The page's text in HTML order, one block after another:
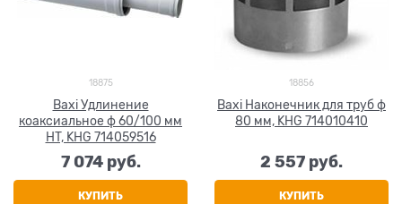
18875
Baxi Удлинение
коаксиальное ф 60/100 мм
HT, KHG 714059516
7 074 руб.
КУПИТЬ
18856
Baxi Наконечник для труб ф
80 мм, KHG 714010410
2 557 руб.
КУПИТЬ